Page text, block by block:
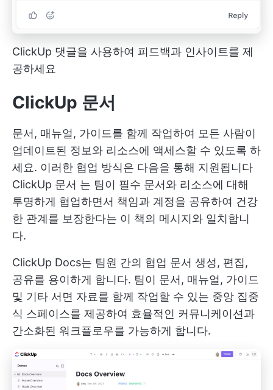
ClickUp 댓글을 사용하여 피드백과 인사이트를 제
공하세요
ClickUp 문서
문서, 매뉴얼, 가이드를 함께 작업하여 모든 사람이
업데이트된 정보와 리소스에 액세스할 수 있도록 하
세요. 이러한 협업 방식은 다음을 통해 지원됩니다
ClickUp 문서 는 팀이 필수 문서와 리소스에 대해
투명하게 협업하면서 책임과 계정을 공유하여 건강
한 관계를 보장한다는 이 책의 메시지와 일치합니
다.
ClickUp Docs는 팀원 간의 협업 문서 생성, 편집,
공유를 용이하게 합니다. 팀이 문서, 매뉴얼, 가이드
및 기타 서면 자료를 함께 작업할 수 있는 중앙 집중
식 스페이스를 제공하여 효율적인 커뮤니케이션과
간소화된 워크플로우를 가능하게 합니다.